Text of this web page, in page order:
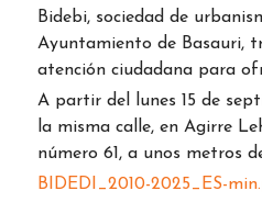
Bidebi, sociedad de
Ayuntamiento de Basauri,
atención ciudadana para
A partir del lunes 15 de
la misma calle, en Agirre
número 61, a unos metros
BIDEDI_2010-2025_ES-